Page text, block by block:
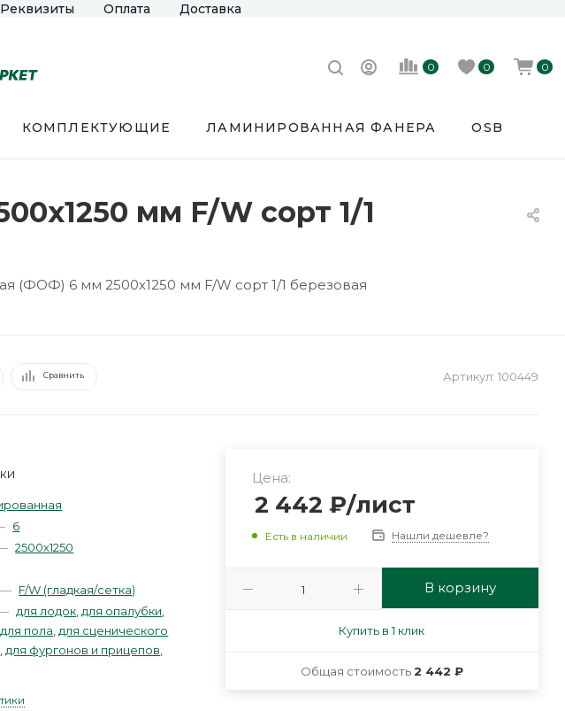
Реквизиты Оплата Доставка
0 0 0
КОМПЛЕКТУЮЩИЕ ЛАМИНИРОВАННАЯ ФАНЕРА OSB
мм F/W сорт 1/1
(ФОФ) 6 мм 2500х1250 мм F/W сорт 1/1 березовая
Сравнить Артикул: 100449
6
2500х1250
— F/W (гладкая/сетка)
для лодок для опалубки
для пола для сценического
для фургонов и прицепов
Цена:
2 442 ₽/лист
Есть в наличии Нашли дешевле?
В корзину
Купить в 1 клик
Общая стоимость2 442 ₽